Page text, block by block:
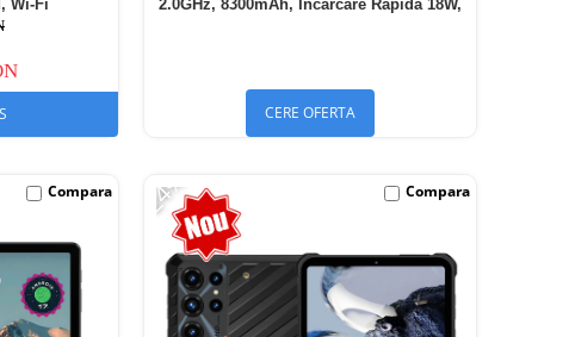
Wi-Fi
2.0GHz, 8300mAh, Încărcare Rapidă 18W,
CERE OFERTA
Compara -24% Compara